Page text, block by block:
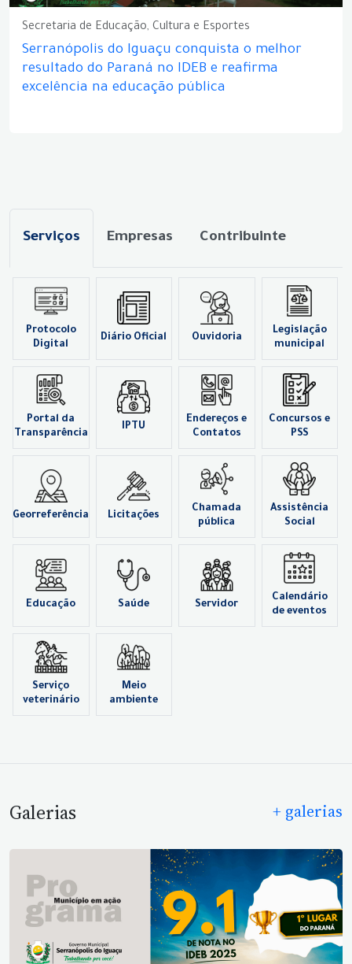
Secretaria de Educação, Cultura e Esportes
Serranópolis do Iguaçu conquista o melhor
resultado do Paraná no IDEB e reafirma
excelência na educação pública
Serviços Empresas Contribuinte
Protocolo
Digital
Diário Oficial Ouvidoria
Legislação
municipal
Portal da
Transparência
IPTU
Endereços e
Contatos
Concursos e
PSS
Georreferência Licitações
Chamada
pública
Assistência
Social
Educação Saúde Servidor
Calendário
de eventos
Serviço
veterinário
Meio
ambiente
Galerias + galerias